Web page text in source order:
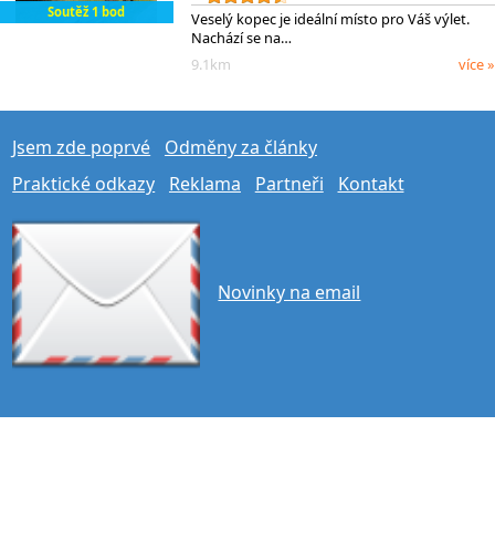
Soutěž 1 bod
Veselý kopec je ideální místo pro Váš výlet.
Nachází se na…
9.1km
více »
Jsem zde poprvé
Odměny za články
Praktické odkazy
Reklama Partneři Kontakt
Novinky na email